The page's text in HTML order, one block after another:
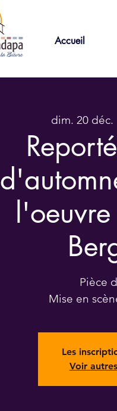
Accueil
dim. 20 déc.
Pièce
Mise en
Les
Voir